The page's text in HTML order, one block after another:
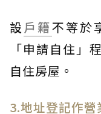
設 戶籍不等於
「申請自住」
自住房屋。
3.地址登記作營